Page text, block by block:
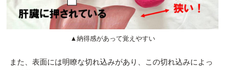
▲納得感があって覚えやすい
また、表面には明瞭な切れ込みがあり、この切れ込みによっ